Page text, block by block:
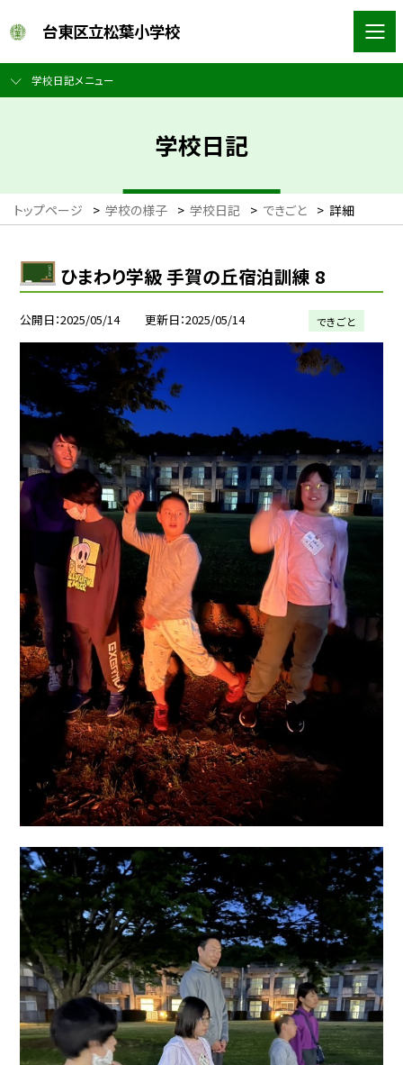
台東区立松葉小学校
学校日記メニュー
学校日記
トップページ > 学校の様子 > 学校日記 > できごと > 詳細
ひまわり学級 手賀の丘宿泊訓練 8
公開日 2025/05/14 更新日 2025/05/14 できごと